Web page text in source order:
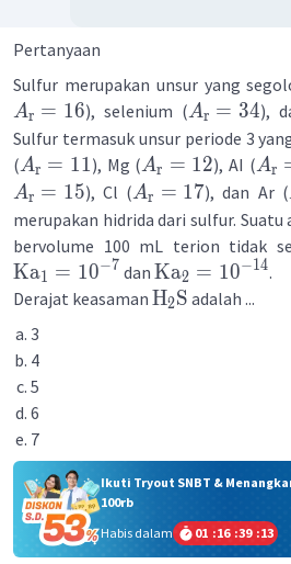
Pertanyaan
Sulfur merupakan unsur yang
Ar = 16), selenium (Ar = 34),
Sulfur termasuk unsur periode 3
(Ar = 11), Mg (Ar = 12), AI (Ar
Ar = 15), Cl (Ar = 17), dan Ar (
merupakan hidrida dari sulfur. Suatu
bervolume 100 mL terion tidak
Ka1 = 10−7 dan Ka2 = 10−14.
Derajat keasaman H2S adalah ...
3
4
5
6
7
Ikuti Tryout SNBT &
100rb
Habis dalam
01 :16 :39 :13